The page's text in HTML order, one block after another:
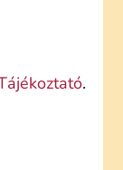
.